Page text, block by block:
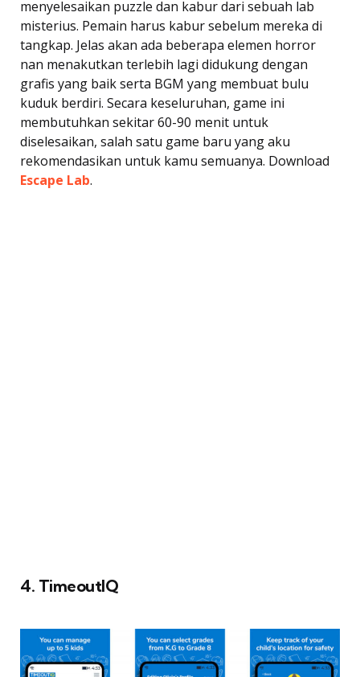
menyelesaikan puzzle dan kabur dari sebuah lab
misterius. Pemain harus kabur sebelum mereka di
tangkap. Jelas akan ada beberapa elemen horror
nan menakutkan terlebih lagi didukung dengan
grafis yang baik serta BGM yang membuat bulu
kuduk berdiri. Secara keseluruhan, game ini
membutuhkan sekitar 60-90 menit untuk
diselesaikan, salah satu game baru yang aku
rekomendasikan untuk kamu semuanya. Download
Escape Lab.
4. TimeoutIQ